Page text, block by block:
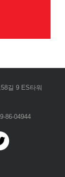
길 9 ES타워
86-04944